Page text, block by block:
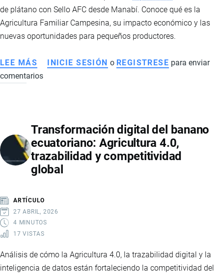
de plátano con Sello AFC desde Manabí. Conoce qué es la
Agricultura Familiar Campesina, su impacto económico y las
nuevas oportunidades para pequeños productores.
LEE MÁS SOBRE
ECUADOR
EXPORTACIÓN
DE
PLÁTANO
CON
FORTALECE
A
AGRICULTURA
INICIE SESIÓN o REGISTRESE para enviar
comentarios
Transformación digital del banano
ecuatoriano: Agricultura 4.0,
trazabilidad y competitividad
global
ARTÍCULO
27 ABRIL, 2026
4 MINUTOS
17 VISTAS
Análisis de cómo la Agricultura 4.0, la trazabilidad digital y la
inteligencia de datos están fortaleciendo la competitividad del